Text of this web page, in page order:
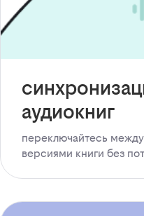
аудиокниг
переключайтесь
версиями книги без